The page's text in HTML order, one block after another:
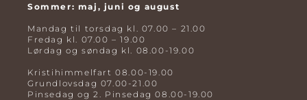
Sommer: maj, juni og august
Mandag til torsdag kl. 07.00 – 21.00
Fredag kl. 07.00 – 19.00
Lørdag og søndag kl. 08.00-19.00
Kristihimmelfart 08.00-19.00
Grundlovsdag 07.00-21.00
Pinsedag og 2. Pinsedag 08.00-19.00